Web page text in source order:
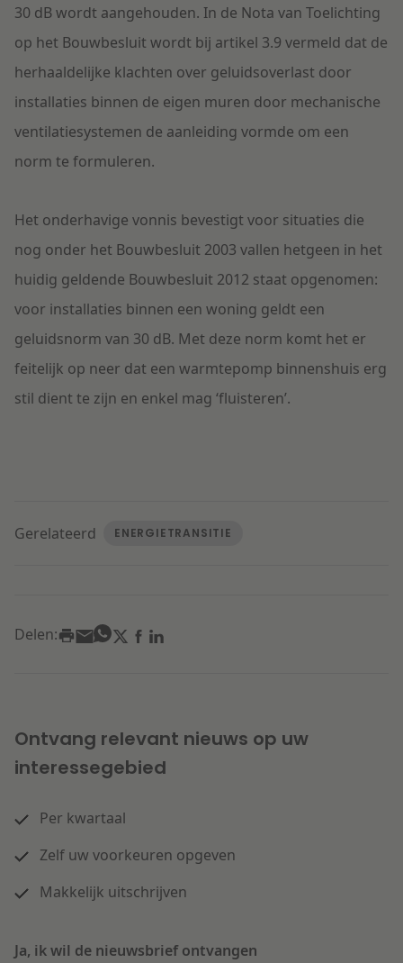
30 dB wordt aangehouden. In de Nota van Toelichting
op het Bouwbesluit wordt bij artikel 3.9 vermeld dat de
herhaaldelijke klachten over geluidsoverlast door
installaties binnen de eigen muren door mechanische
ventilatiesystemen de aanleiding vormde om een
norm te formuleren.
Het onderhavige vonnis bevestigt voor situaties die
nog onder het Bouwbesluit 2003 vallen hetgeen in het
huidig geldende Bouwbesluit 2012 staat opgenomen:
voor installaties binnen een woning geldt een
geluidsnorm van 30 dB. Met deze norm komt het er
feitelijk op neer dat een warmtepomp binnenshuis erg
stil dient te zijn en enkel mag ‘fluisteren’.
Gerelateerd ENERGIETRANSITIE
Delen:
Ontvang relevant nieuws op uw
interessegebied
Per kwartaal
Zelf uw voorkeuren opgeven
Makkelijk uitschrijven
Ja, ik wil de nieuwsbrief ontvangen